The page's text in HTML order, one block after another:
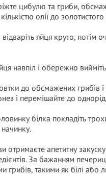
цибулю та гриби,
олії до
яйця круто, потім
навпіл і обережно
до обсмажених грибів і
і перемішайте до
білка покладіть
начинку.
отримаєте апетитну
За бажанням
грибів, такими як білі або